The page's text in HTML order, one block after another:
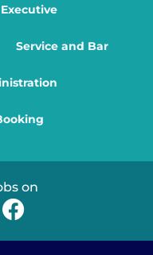
Service and Bar
on